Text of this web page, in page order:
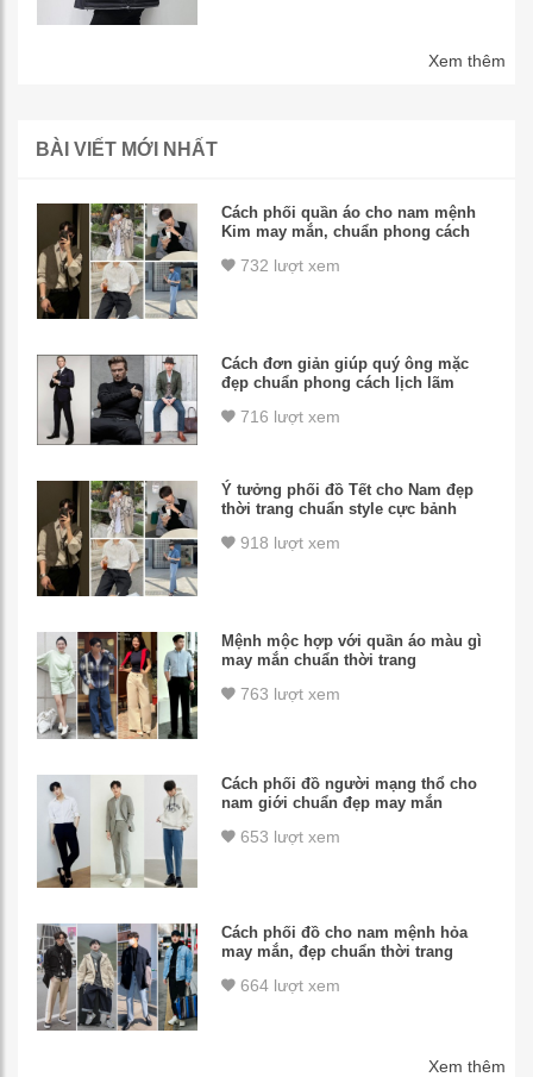
Xem thêm
BÀI VIẾT MỚI NHẤT
Cách phối quần áo cho nam mệnh
Kim may mắn, chuẩn phong cách
732 lượt xem
Cách đơn giản giúp quý ông mặc
đẹp chuẩn phong cách lịch lãm
716 lượt xem
Ý tưởng phối đồ Tết cho Nam đẹp
thời trang chuẩn style cực bảnh
918 lượt xem
Mệnh mộc hợp với quần áo màu gì
may mắn chuẩn thời trang
763 lượt xem
Cách phối đồ người mạng thổ cho
nam giới chuẩn đẹp may mắn
653 lượt xem
Cách phối đồ cho nam mệnh hỏa
may mắn, đẹp chuẩn thời trang
664 lượt xem
Xem thêm